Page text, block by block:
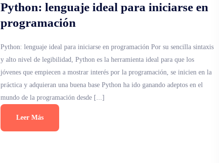
Python: lenguaje ideal para iniciarse en
programación
Python: lenguaje ideal para iniciarse en programación Por su sencilla sintaxis
y alto nivel de legibilidad, Python es la herramienta ideal para que los
jóvenes que empiecen a mostrar interés por la programación, se inicien en la
práctica y adquieran una buena base Python ha ido ganando adeptos en el
mundo de la programación desde [...]
Leer Más